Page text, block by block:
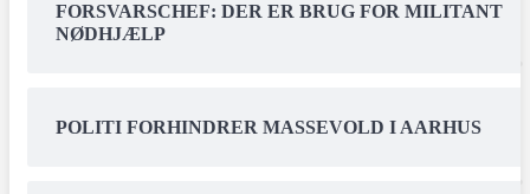
FORSVARSCHEF: DER ER BRUG FOR MILITANT
NØDHJÆLP
POLITI FORHINDRER MASSEVOLD I AARHUS